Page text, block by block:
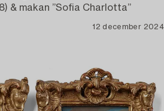
& makan ”Sofia Charlotta”
12 december 2024